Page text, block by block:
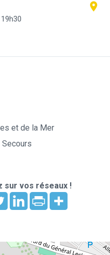
et de la Mer
Secours
sur vos réseaux !